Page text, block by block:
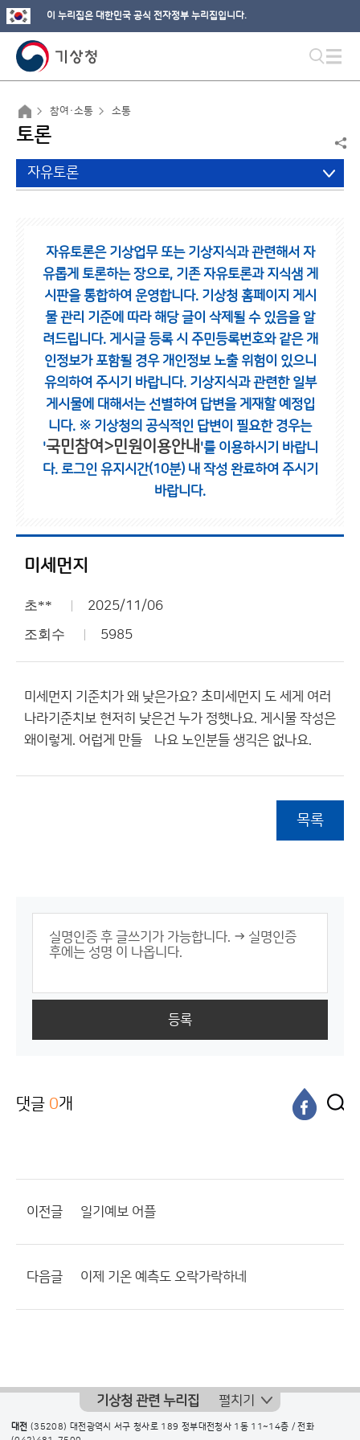
이 누리집은 대한민국 공식 전자정부 누리집입니다.
참여·소통 소통
토론
자유토론
자유토론은 기상업무 또는 기상지식과 관련해서 자
유롭게 토론하는 장으로, 기존 자유토론과 지식샘 게
시판을 통합하여 운영합니다. 기상청 홈페이지 게시
물 관리 기준에 따라 해당 글이 삭제될 수 있음을 알
려드립니다. 게시글 등록 시 주민등록번호와 같은 개
인정보가 포함될 경우 개인정보 노출 위험이 있으니
유의하여 주시기 바랍니다. 기상지식과 관련한 일부
게시물에 대해서는 선별하여 답변을 게재할 예정입
니다. ※ 기상청의 공식적인 답변이 필요한 경우는
'국민참여>민원이용안내 '를 이용하시기 바랍니
다. 로그인 유지시간(10분) 내 작성 완료하여 주시기
바랍니다.
미세먼지
초** 2025/11/06
조회수 5985
미세먼지 기준치가 왜 낮은가요? 초미세먼지 도 세게 여러
나라기준치보 현저히 낮은건 누가 정햇나요. 게시물 작성은
왜이렇게. 어럽게 만들엏나요 노인분들 생긱은 없나요.
목록
등록
댓글 0개
이전글 일기예보 어플
다음글 이제 기온 예측도 오락가락하네
기상청 관련 누리집 펼치기
대전 (35208) 대전광역시 서구 청사로 189 정부대전청사 1동 11~14층 / 전화